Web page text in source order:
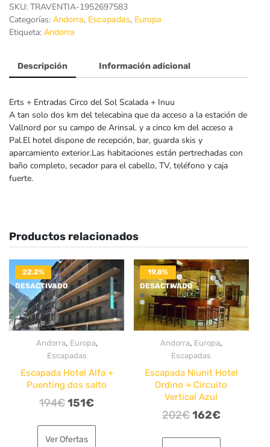
SKU: TRAVENTIA-1952697583
Categorías: Andorra, Escapadas, Europa
Etiqueta: Andorra
Descripción Información adicional
Erts + Entradas Circo del Sol Scalada + Inuu
A tan solo dos km del telecabina que da acceso a la estación de
Vallnord por su campo de Arinsal. y a cinco km del acceso a
Pal.El hotel dispone de recepción, bar, guarda skis y
aparcamiento exterior.Las habitaciones están pertrechadas con
baño completo, secador para el cabello, TV, teléfono y caja
fuerte.
Productos relacionados
22.2%
DESACTIVADO
Andorra, Europa,
Escapadas
Escapada Hotel Alfa +
Puenting dos salto
194€El
original
151€El
Ver Ofertas
19.8%
DESACTIVADO
Andorra, Europa,
Escapadas
Escapada Niunit Hotel
Ordino + Circuito
Vertical Azul
202€El
162€El